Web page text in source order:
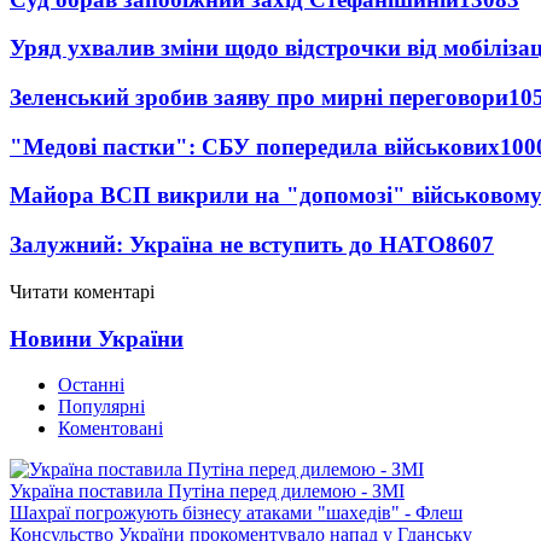
Уряд ухвалив зміни щодо відстрочки від
Зеленський зробив заяву про мирні переговори
"Медові пастки": СБУ попередила військових
Майора ВСП викрили на "допомозі"
Залужний: Україна не вступить до НАТО8607
Читати коментарі
Новини України
Останні
Популярні
Коментовані
Україна поставила Путіна перед дилемою - ЗМІ
Шахраї погрожують бізнесу атаками "шахедів" - Флеш
Консульство України прокоментувало напад у Гданську